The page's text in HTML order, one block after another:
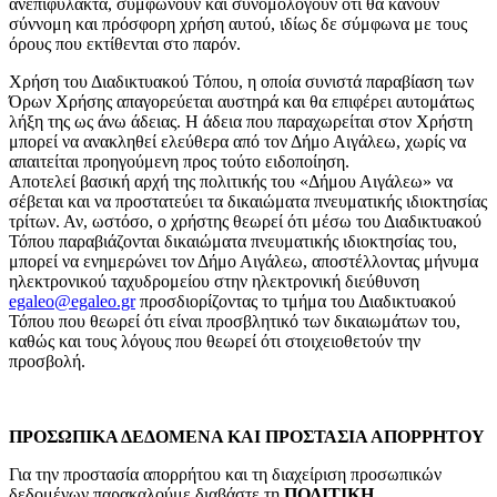
ανεπιφύλακτα, συμφωνούν και συνομολογούν ότι θα κάνουν
σύννομη και πρόσφορη χρήση αυτού, ιδίως δε σύμφωνα με τους
όρους που εκτίθενται στο παρόν.
Χρήση του Διαδικτυακού Τόπου, η οποία συνιστά παραβίαση των
Όρων Χρήσης απαγορεύεται αυστηρά και θα επιφέρει αυτομάτως
λήξη της ως άνω άδειας. Η άδεια που παραχωρείται στον Χρήστη
μπορεί να ανακληθεί ελεύθερα από τον Δήμο Αιγάλεω, χωρίς να
απαιτείται προηγούμενη προς τούτο ειδοποίηση.
Αποτελεί βασική αρχή της πολιτικής του «Δήμου Αιγάλεω» να
σέβεται και να προστατεύει τα δικαιώματα πνευματικής ιδιοκτησίας
τρίτων. Αν, ωστόσο, ο χρήστης θεωρεί ότι μέσω του Διαδικτυακού
Τόπου παραβιάζονται δικαιώματα πνευματικής ιδιοκτησίας του,
μπορεί να ενημερώνει τον Δήμο Αιγάλεω, αποστέλλοντας μήνυμα
ηλεκτρονικού ταχυδρομείου στην ηλεκτρονική διεύθυνση
egaleo@egaleo.grπροσδιορίζοντας το τμήμα του Διαδικτυακού
Τόπου που θεωρεί ότι είναι προσβλητικό των δικαιωμάτων του,
καθώς και τους λόγους που θεωρεί ότι στοιχειοθετούν την
προσβολή.
ΠΡΟΣΩΠΙΚΑ ΔΕΔΟΜΕΝΑ ΚΑΙ ΠΡΟΣΤΑΣΙΑ ΑΠΟΡΡΗΤΟΥ
Για την προστασία απορρήτου και τη διαχείριση προσωπικών